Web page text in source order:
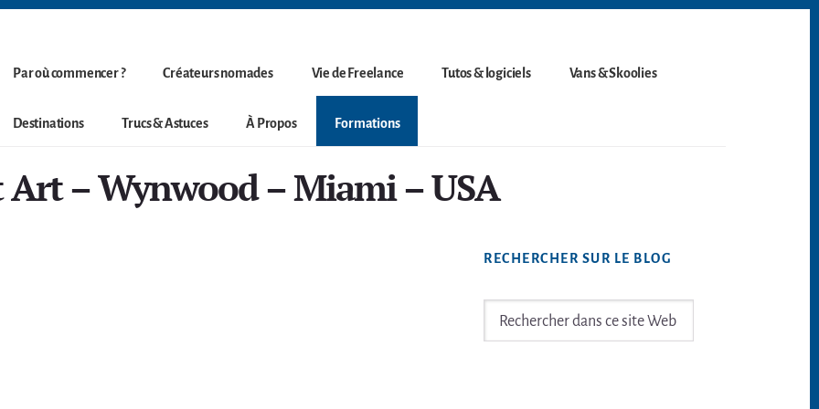
Par où commencer ? Créateurs nomades Vie de Freelance Tutos & logiciels Vans & Skoolies
Destinations Trucs & Astuces À Propos Formations
Art – Wynwood – Miami – USA
latérale
principale
RECHERCHER SUR LE BLOG
Rechercher